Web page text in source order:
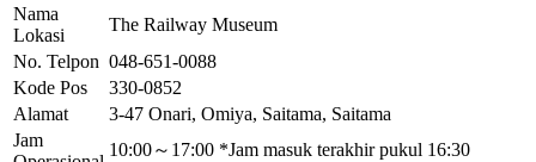
Nama
Lokasi
The Railway Museum
No. Telpon 048-651-0088
Kode Pos
330-0852
Alamat
3-47 Onari, Omiya, Saitama, Saitama
Jam
10:00～17:00 *Jam masuk terakhir pukul 16:30